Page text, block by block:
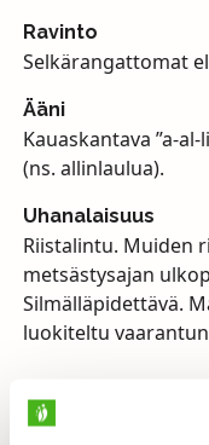
Ravinto
Selkärangattomat
Ääni
Kauaskantava ”a-
(ns. allinlaulua).
Uhanalaisuus
Riistalintu. Muiden
metsästysajan
Silmälläpidettävä.
luokiteltu
Alli on riistalintu,
koska lajin